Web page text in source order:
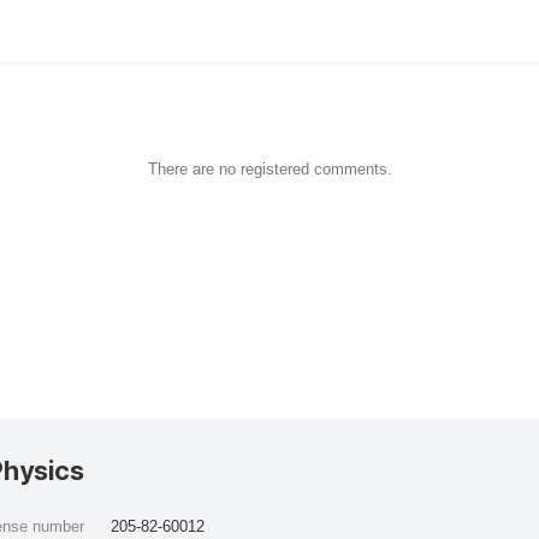
There are no registered comments.
number 205-82-60012